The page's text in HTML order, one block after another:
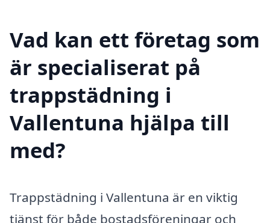
Vad kan ett företag som
är specialiserat på
trappstädning i
Vallentuna hjälpa till
med?
Trappstädning i Vallentuna är en viktig
tjänst för både bostadsföreningar och